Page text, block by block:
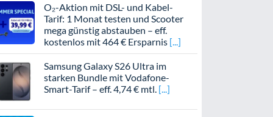
O₂-Aktion mit DSL- und Kabel-
Tarif: 1 Monat testen und Scooter
mega günstig abstauben – eff.
kostenlos mit 464 € Ersparnis
Samsung Galaxy S26 Ultra im
starken Bundle mit Vodafone-
Smart-Tarif – eff. 4,74 € mtl.